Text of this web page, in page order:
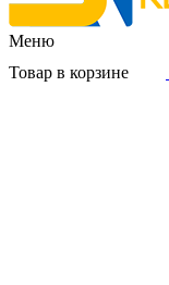
Меню
Товар в корзине